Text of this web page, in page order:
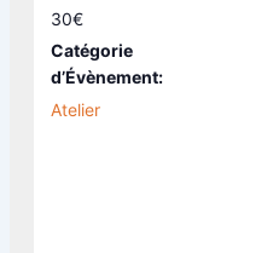
30€
Catégorie
d’Évènement:
Atelier